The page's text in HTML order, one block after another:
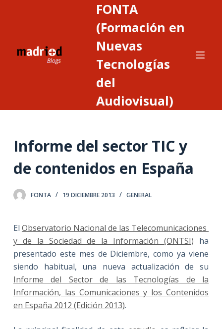
e
FONTA
(Formación en
Nuevas
Tecnologías
del
Audiovisual)
Informe del sector TIC y
de contenidos en España
FONTA 19 DICIEMBRE 2013 GENERAL
El Observatorio Nacional de las Telecomunicaciones
y de la Sociedad de la Información (ONTSI) ha
presentado este mes de Diciembre, como ya viene
siendo habitual, una nueva actualización de su
Informe del Sector de las Tecnologías de la
Información, las Comunicaciones y los Contenidos
en España 2012 (Edición 2013).